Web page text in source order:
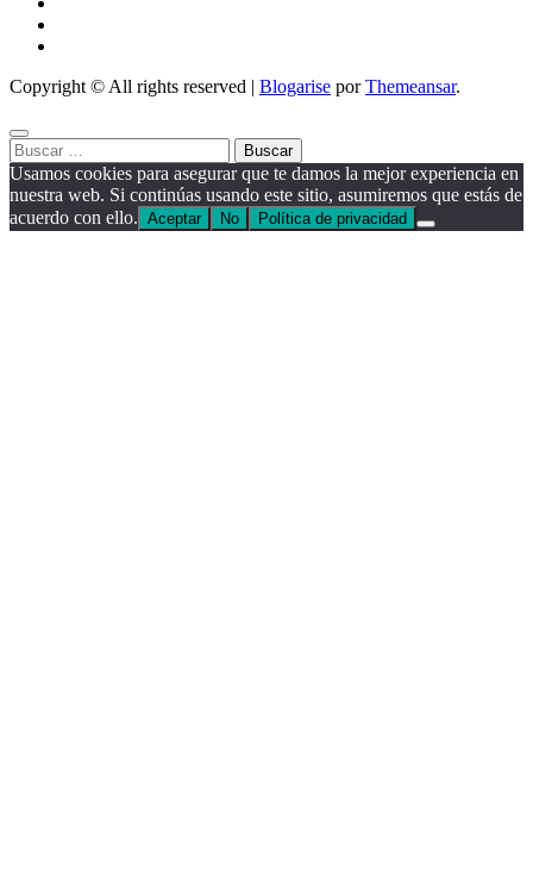
Copyright © All rights reserved Blogarise porThemeansar.
Buscar:
Usamos cookies para asegurar que te damos la mejor experiencia en
nuestra web. Si continúas usando este sitio, asumiremos que estás de
acuerdo con ello. Aceptar No Política de privacidad